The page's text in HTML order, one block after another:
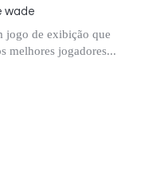
wade
jogo de exibição que
melhores jogadores...